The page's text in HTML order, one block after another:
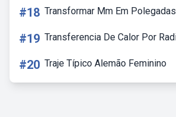
#18 Transformar Mm Em Polegadas
#19 Transferencia De Calor Por
#20 Traje Típico Alemão Feminino